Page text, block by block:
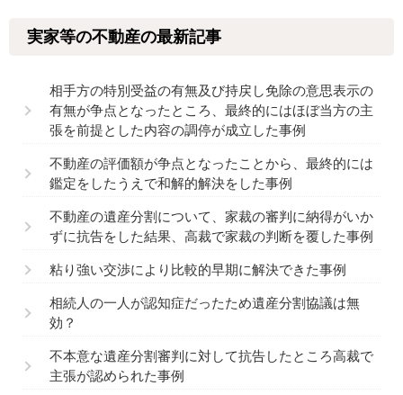
実家等の不動産の最新記事
相手方の特別受益の有無及び持戻し免除の意思表示の
有無が争点となったところ、最終的にはほぼ当方の主
張を前提とした内容の調停が成立した事例
不動産の評価額が争点となったことから、最終的には
鑑定をしたうえで和解的解決をした事例
不動産の遺産分割について、家裁の審判に納得がいか
ずに抗告をした結果、高裁で家裁の判断を覆した事例
粘り強い交渉により比較的早期に解決できた事例
相続人の一人が認知症だったため遺産分割協議は無
効？
不本意な遺産分割審判に対して抗告したところ高裁で
主張が認められた事例